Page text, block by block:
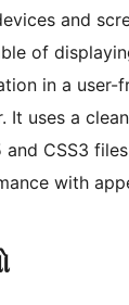
and
of
in a user-
It uses a
and CSS3
with